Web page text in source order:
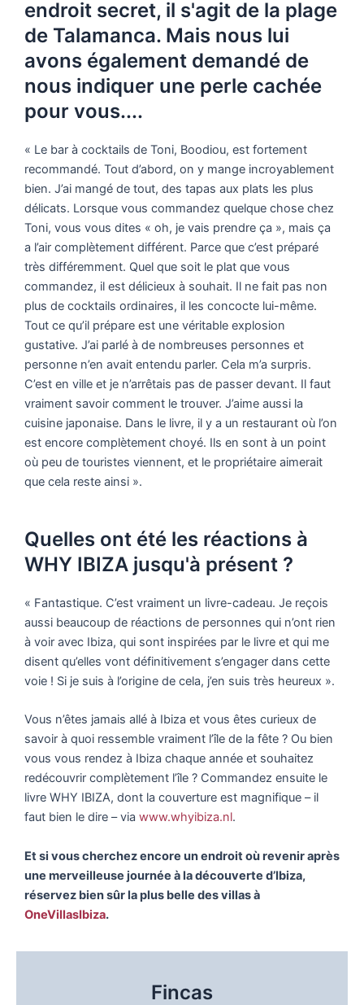
endroit secret, il s'agit de la plage
de Talamanca. Mais nous lui
avons également demandé de
nous indiquer une perle cachée
pour vous....
« Le bar à cocktails de Toni, Boodiou, est fortement
recommandé. Tout d’abord, on y mange incroyablement
bien. J’ai mangé de tout, des tapas aux plats les plus
délicats. Lorsque vous commandez quelque chose chez
Toni, vous vous dites « oh, je vais prendre ça », mais ça
a l’air complètement différent. Parce que c’est préparé
très différemment. Quel que soit le plat que vous
commandez, il est délicieux à souhait. Il ne fait pas non
plus de cocktails ordinaires, il les concocte lui-même.
Tout ce qu’il prépare est une véritable explosion
gustative. J’ai parlé à de nombreuses personnes et
personne n’en avait entendu parler. Cela m’a surpris.
C’est en ville et je n’arrêtais pas de passer devant. Il faut
vraiment savoir comment le trouver. J’aime aussi la
cuisine japonaise. Dans le livre, il y a un restaurant où l’on
est encore complètement choyé. Ils en sont à un point
où peu de touristes viennent, et le propriétaire aimerait
que cela reste ainsi ».
Quelles ont été les réactions à
WHY IBIZA jusqu'à présent ?
« Fantastique. C’est vraiment un livre-cadeau. Je reçois
aussi beaucoup de réactions de personnes qui n’ont rien
à voir avec Ibiza, qui sont inspirées par le livre et qui me
disent qu’elles vont définitivement s’engager dans cette
voie ! Si je suis à l’origine de cela, j’en suis très heureux ».
Vous n’êtes jamais allé à Ibiza et vous êtes curieux de
savoir à quoi ressemble vraiment l’île de la fête ? Ou bien
vous vous rendez à Ibiza chaque année et souhaitez
redécouvrir complètement l’île ? Commandez ensuite le
livre WHY IBIZA, dont la couverture est magnifique – il
faut bien le dire – via www.whyibiza.nl.
Et si vous cherchez encore un endroit où revenir après
une merveilleuse journée à la découverte d’Ibiza,
réservez bien sûr la plus belle des villas à
OneVillasIbiza.
Fincas